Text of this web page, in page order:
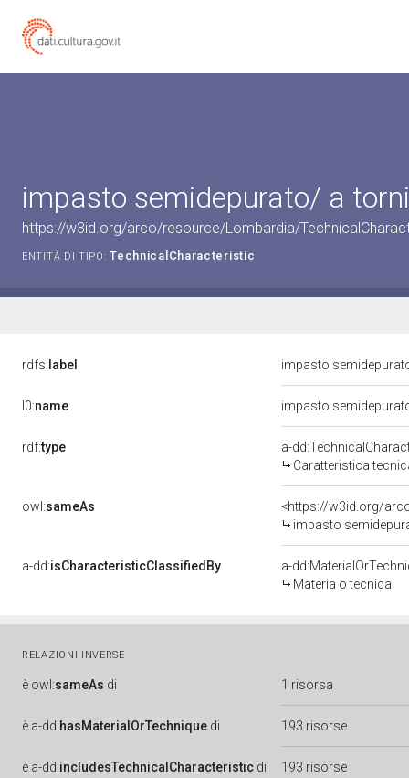
impasto semidepurato/ a
https://w3id.org/arco/resource/Lombardia/
ENTITÀ DI TIPO: TechnicalCharacteristic
rdfs: label impasto
l0:name impasto
rdf:type
a-
Caratteristica
owl:sameAs
<https://w3id.org/
impasto
a-dd:isCharacteristicClassifiedBy
a-
Materia o tecnica
RELAZIONI INVERSE
è owl:sameAs di 1 risorsa
è a-dd:hasMaterialOrTechnique di 193 risorse
è a-dd:includesTechnicalCharacteristic di 193 risorse